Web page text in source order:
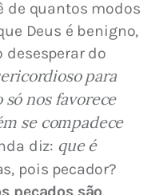
de quantos modos
Deus é benigno,
desesperar do
para
nos favorece
se compadece
diz: que é
pois pecador?